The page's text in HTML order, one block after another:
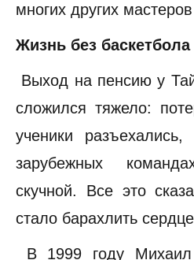
многих других
Жизнь без баскетбола
Выход на пенсию у
сложился тяжело:
ученики
зарубежных
скучной. Все это
стало барахлить
В 1999 году